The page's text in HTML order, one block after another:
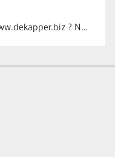
Uw vacature voor 4 weken op www.dekapper.biz ? Neem dan contact op met Maaike …